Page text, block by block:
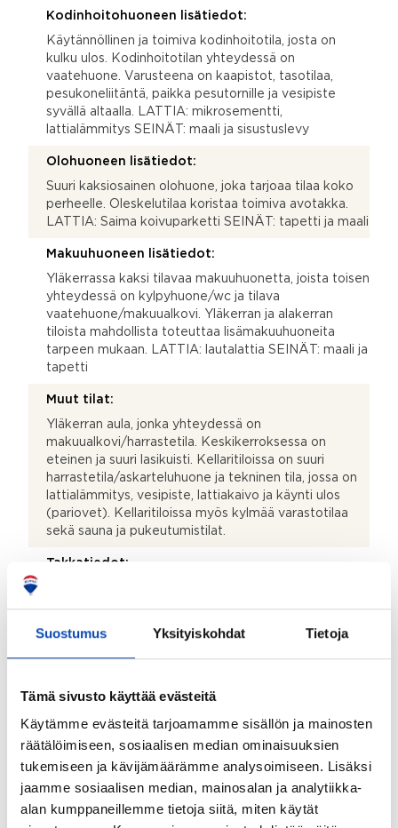
Suostumus Yksityiskohdat Tietoja
Tämä sivusto käyttää evästeitä
Käytämme evästeitä tarjoamamme sisällön ja mainosten
räätälöimiseen, sosiaalisen median ominaisuuksien
tukemiseen ja kävijämäärämme analysoimiseen. Lisäksi
jaamme sosiaalisen median, mainosalan ja analytiikka-
alan kumppaneillemme tietoja siitä, miten käytät
Kodinhoitohuoneen lisätiedot:
Käytännöllinen ja toimiva kodinhoitotila, josta on
kulku ulos. Kodinhoitotilan yhteydessä on
vaatehuone. Varusteena on kaapistot, tasotilaa,
pesukoneliitäntä, paikka pesutornille ja vesipiste
syvällä altaalla. LATTIA: mikrosementti,
lattialämmitys SEINÄT: maali ja sisustuslevy
Olohuoneen lisätiedot:
Suuri kaksiosainen olohuone, joka tarjoaa tilaa koko
perheelle. Oleskelutilaa koristaa toimiva avotakka.
LATTIA: Saima koivuparketti SEINÄT: tapetti ja maali
Makuuhuoneen lisätiedot:
Yläkerrassa kaksi tilavaa makuuhuonetta, joista toisen
yhteydessä on kylpyhuone/wc ja tilava
vaatehuone/makuualkovi. Yläkerran ja alakerran
tiloista mahdollista toteuttaa lisämakuuhuoneita
tarpeen mukaan. LATTIA: lautalattia SEINÄT: maali ja
tapetti
Muut tilat:
Yläkerran aula, jonka yhteydessä on
makuualkovi/harrastetila. Keskikerroksessa on
eteinen ja suuri lasikuisti. Kellaritiloissa on suuri
harrastetila/askarteluhuone ja tekninen tila, jossa on
lattialämmitys, vesipiste, lattiakaivo ja käynti ulos
(pariovet). Kellaritiloissa myös kylmää varastotilaa
sekä sauna ja pukeutumistilat.
Takkatiedot:
Pihalla aurinkoterassi ja pihakatos.
Lisätietoja säilytystiloista:
kellaritilojen lämpimät ja kylmät varastotilat.
Kohteessa on satelliittiantenni: